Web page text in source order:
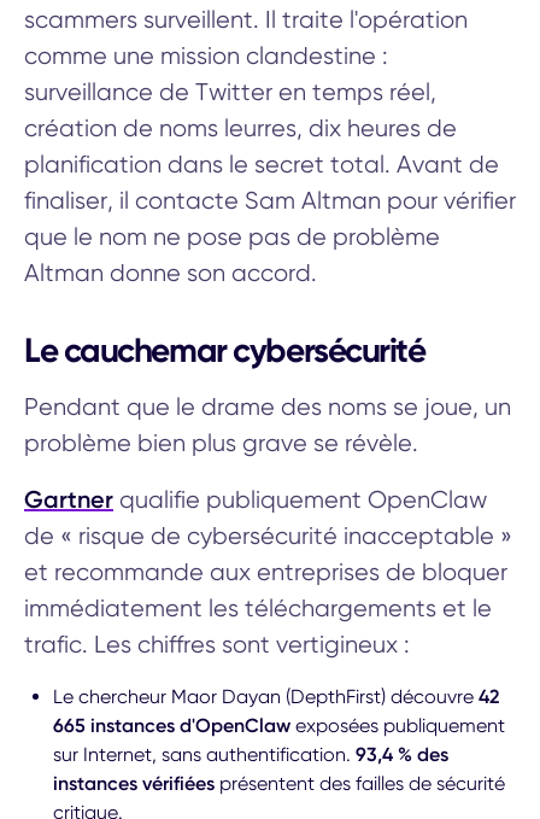
scammers surveillent. Il traite l'opération
comme une mission clandestine :
surveillance de Twitter en temps réel,
création de noms leurres, dix heures de
planification dans le secret total. Avant de
finaliser, il contacte Sam Altman pour vérifier
que le nom ne pose pas de problème
Altman donne son accord.
Le cauchemar cybersécurité
Pendant que le drame des noms se joue, un
problème bien plus grave se révèle.
Gartner qualifie publiquement OpenClaw
de « risque de cybersécurité inacceptable »
et recommande aux entreprises de bloquer
immédiatement les téléchargements et le
trafic. Les chiffres sont vertigineux :
Le chercheur Maor Dayan (DepthFirst) découvre 42
665 instances d'OpenClaw exposées publiquement
sur Internet, sans authentification. 93,4 % des
instances vérifiées présentent des failles de sécurité
critique.